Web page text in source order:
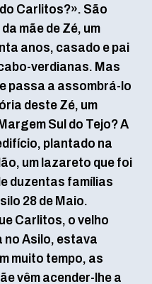
Carlitos?». São
mãe de Zé, um
anos, casado e pai
verdianas. Mas
passa a assombrá-lo
deste Zé, um
Sul do Tejo? A
plantado na
um lazareto que foi
duzentas famílias
28 de Maio.
Carlitos, o velho
no Asilo, estava
muito tempo, as
vêm acender-lhe a